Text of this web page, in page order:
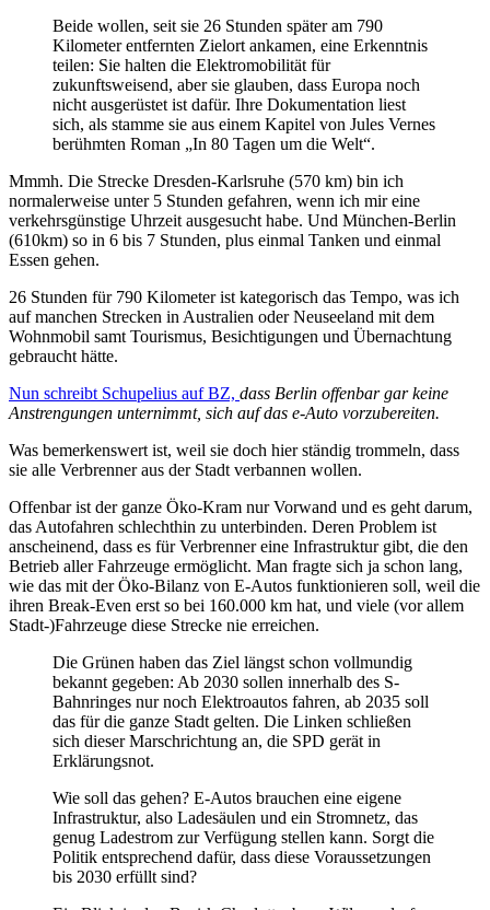
Beide wollen, seit sie 26 Stunden später am 790
Kilometer entfernten Zielort ankamen, eine Erkenntnis
teilen: Sie halten die Elektromobilität für
zukunftsweisend, aber sie glauben, dass Europa noch
nicht ausgerüstet ist dafür. Ihre Dokumentation liest
sich, als stamme sie aus einem Kapitel von Jules Vernes
berühmten Roman „In 80 Tagen um die Welt“.
Mmmh. Die Strecke Dresden-Karlsruhe (570 km) bin ich
normalerweise unter 5 Stunden gefahren, wenn ich mir eine
verkehrsgünstige Uhrzeit ausgesucht habe. Und München-Berlin
(610km) so in 6 bis 7 Stunden, plus einmal Tanken und einmal
Essen gehen.
26 Stunden für 790 Kilometer ist kategorisch das Tempo, was ich
auf manchen Strecken in Australien oder Neuseeland mit dem
Wohnmobil samt Tourismus, Besichtigungen und Übernachtung
gebraucht hätte.
Nun schreibt Schupelius auf BZ, dass Berlin offenbar gar keine
Anstrengungen unternimmt, sich auf das e-Auto vorzubereiten.
Was bemerkenswert ist, weil sie doch hier ständig trommeln, dass
sie alle Verbrenner aus der Stadt verbannen wollen.
Offenbar ist der ganze Öko-Kram nur Vorwand und es geht darum,
das Autofahren schlechthin zu unterbinden. Deren Problem ist
anscheinend, dass es für Verbrenner eine Infrastruktur gibt, die den
Betrieb aller Fahrzeuge ermöglicht. Man fragte sich ja schon lang,
wie das mit der Öko-Bilanz von E-Autos funktionieren soll, weil die
ihren Break-Even erst so bei 160.000 km hat, und viele (vor allem
Stadt-)Fahrzeuge diese Strecke nie erreichen.
Die Grünen haben das Ziel längst schon vollmundig
bekannt gegeben: Ab 2030 sollen innerhalb des S-
Bahnringes nur noch Elektroautos fahren, ab 2035 soll
das für die ganze Stadt gelten. Die Linken schließen
sich dieser Marschrichtung an, die SPD gerät in
Erklärungsnot.
Wie soll das gehen? E-Autos brauchen eine eigene
Infrastruktur, also Ladesäulen und ein Stromnetz, das
genug Ladestrom zur Verfügung stellen kann. Sorgt die
Politik entsprechend dafür, dass diese Voraussetzungen
bis 2030 erfüllt sind?